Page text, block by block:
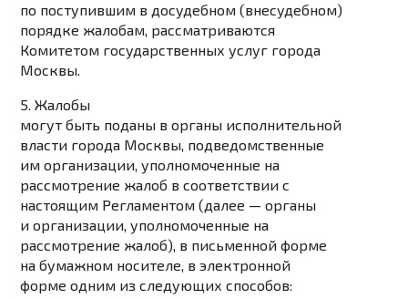
по поступившим в досудебном (внесудебном)
порядке жалобам, рассматриваются
Комитетом государственных услуг города
Москвы.
5. Жалобы
могут быть поданы в органы исполнительной
власти города Москвы, подведомственные
им организации, уполномоченные на
рассмотрение жалоб в соответствии с
настоящим Регламентом (далее — органы
и организации, уполномоченные на
рассмотрение жалоб), в письменной форме
на бумажном носителе, в электронной
форме одним из следующих способов: